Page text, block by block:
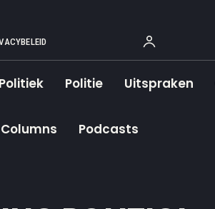
Politiek Politie Uitspraken
Columns Podcasts